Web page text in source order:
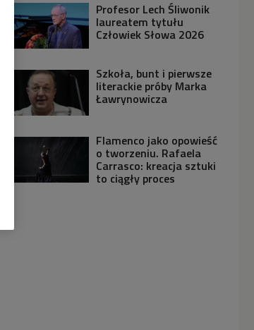
Profesor Lech Śliwonik
laureatem tytułu
Człowiek Słowa 2026
Szkoła, bunt i pierwsze
literackie próby Marka
Ławrynowicza
Flamenco jako opowieść
o tworzeniu. Rafaela
Carrasco: kreacja sztuki
to ciągły proces